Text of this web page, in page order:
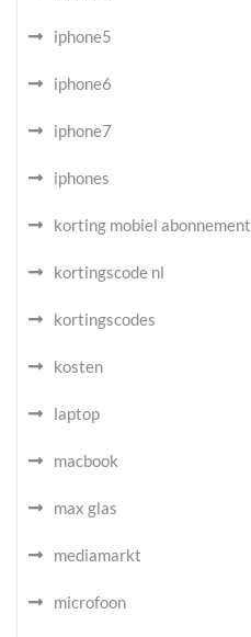
iphone5
iphone6
iphone7
iphones
korting mobiel abonnement
kortingscode nl
kortingscodes
kosten
laptop
macbook
max glas
mediamarkt
microfoon